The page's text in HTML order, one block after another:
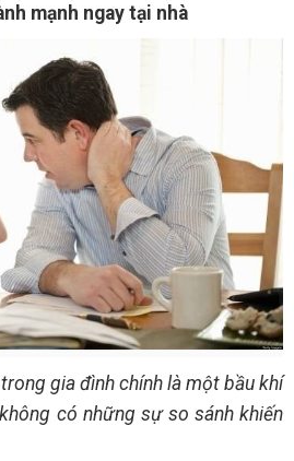
mạnh ngay tại nhà
gia đình chính là một bầu khí
có những sự so sánh khiến